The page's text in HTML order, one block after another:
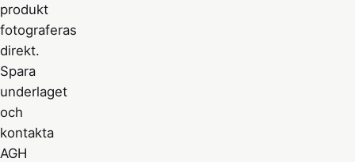
produkt
fotograferas
direkt.
Spara
underlaget
och
kontakta
AGH